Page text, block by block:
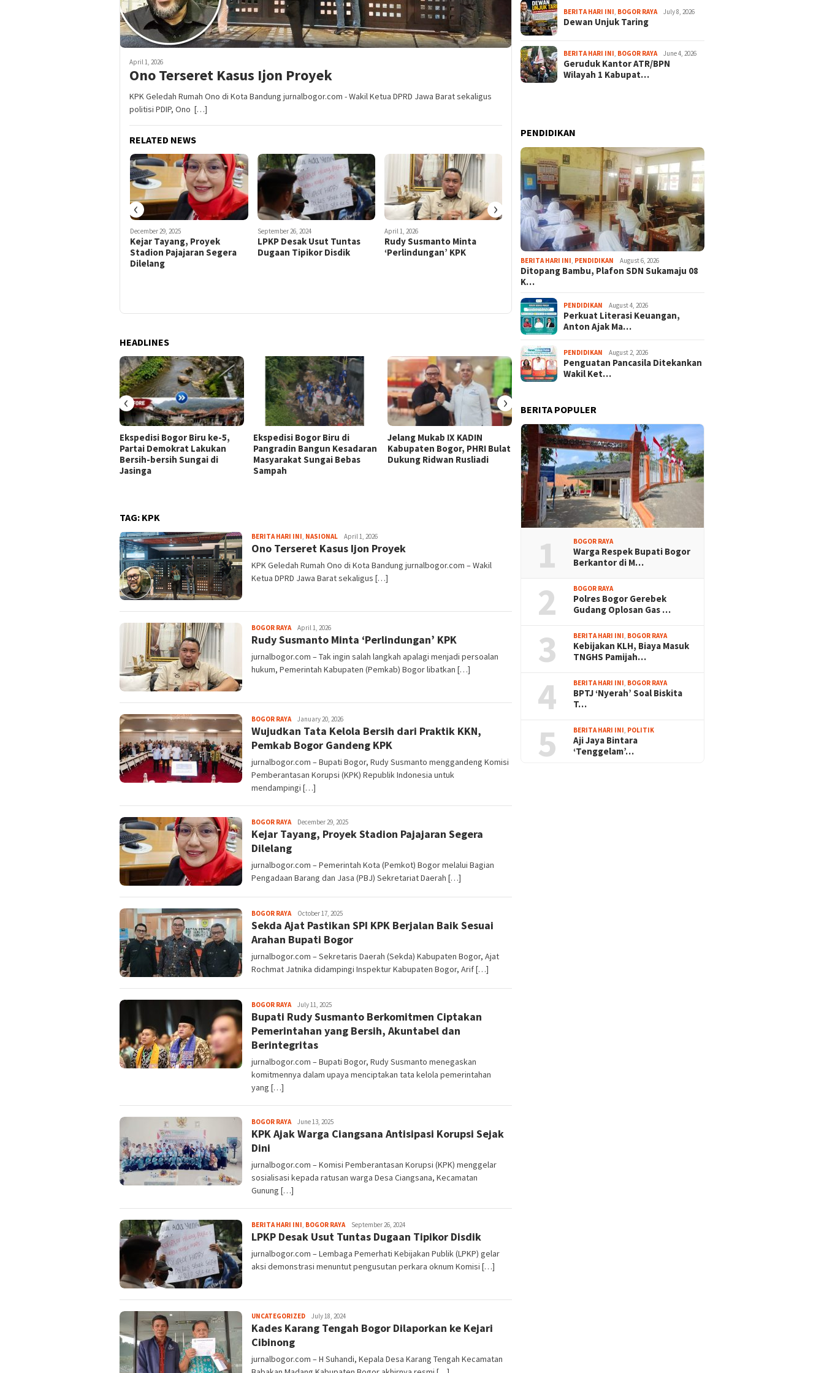
April 1, 2026
Ono Terseret Kasus Ijon Proyek
KPK Geledah Rumah Ono di Kota Bandung jurnalbogor.com - Wakil Ketua DPRD Jawa Barat sekaligus
politisi PDIP, Ono […]
RELATED NEWS
December 29, 2025
Kejar Tayang, Proyek
Stadion Pajajaran Segera
Dilelang
September 26, 2024
LPKP Desak Usut Tuntas
Dugaan Tipikor Disdik
April 1, 2026
Rudy Susmanto Minta
‘Perlindungan’ KPK
July 11, 2025
Bupati Rudy Susmanto
Berkomitmen Ciptakan
Pemerintahan yang Bersih,
Akuntabel dan
Berintegritas
January 20, 2026
Wujudkan Tata Kelola
Bersih dari Praktik KKN,
Pemkab Bogor Gandeng
KPK
‹ ›
HEADLINES
Ekspedisi Bogor Biru ke-5,
Partai Demokrat Lakukan
Bersih-bersih Sungai di
Jasinga
Ekspedisi Bogor Biru di
Pangradin Bangun Kesadaran
Masyarakat Sungai Bebas
Sampah
Jelang Mukab IX KADIN
Kabupaten Bogor, PHRI Bulat
Dukung Ridwan Rusliadi
Cibinong City Mall Hadirkan
“Kita Indonesia – Kreativitas
Anak Bangsa” Rayakan HUT
RI ke-81
Ditopang Bambu, Plafon SDN
Sukamaju 08 Khawatir
Ambruk
‹ ›
TAG: KPK
BERITA HARI INI, NASIONALAga
Alamanda
April 1, 2026
Ono Terseret Kasus Ijon Proyek
KPK Geledah Rumah Ono di Kota Bandung jurnalbogor.com – Wakil
Ketua DPRD Jawa Barat sekaligus […]
BOGOR RAYAAga
Alamanda
April 1, 2026
Rudy Susmanto Minta ‘Perlindungan’ KPK
jurnalbogor.com – Tak ingin salah langkah apalagi menjadi persoalan
hukum, Pemerintah Kabupaten (Pemkab) Bogor libatkan […]
BOGOR RAYAAga
Alamanda
January 20, 2026
Wujudkan Tata Kelola Bersih dari Praktik KKN,
Pemkab Bogor Gandeng KPK
jurnalbogor.com – Bupati Bogor, Rudy Susmanto menggandeng Komisi
Pemberantasan Korupsi (KPK) Republik Indonesia untuk
mendampingi […]
BOGOR RAYAAga
Alamanda
December 29, 2025
Kejar Tayang, Proyek Stadion Pajajaran Segera
Dilelang
jurnalbogor.com – Pemerintah Kota (Pemkot) Bogor melalui Bagian
Pengadaan Barang dan Jasa (PBJ) Sekretariat Daerah […]
BOGOR RAYAAga
Alamanda
October 17, 2025
Sekda Ajat Pastikan SPI KPK Berjalan Baik Sesuai
Arahan Bupati Bogor
jurnalbogor.com – Sekretaris Daerah (Sekda) Kabupaten Bogor, Ajat
Rochmat Jatnika didampingi Inspektur Kabupaten Bogor, Arif […]
BOGOR RAYAAga
Alamanda
July 11, 2025
Bupati Rudy Susmanto Berkomitmen Ciptakan
Pemerintahan yang Bersih, Akuntabel dan
Berintegritas
jurnalbogor.com – Bupati Bogor, Rudy Susmanto menegaskan
komitmennya dalam upaya menciptakan tata kelola pemerintahan
yang […]
BOGOR RAYASayyev
June 13, 2025
KPK Ajak Warga Ciangsana Antisipasi Korupsi Sejak
Dini
jurnalbogor.com – Komisi Pemberantasan Korupsi (KPK) menggelar
sosialisasi kepada ratusan warga Desa Ciangsana, Kecamatan
Gunung […]
BERITA HARI INI, BOGOR RAYAAga
Alamanda
September 26, 2024
LPKP Desak Usut Tuntas Dugaan Tipikor Disdik
jurnalbogor.com – Lembaga Pemerhati Kebijakan Publik (LPKP) gelar
aksi demonstrasi menuntut pengusutan perkara oknum Komisi […]
UNCATEGORIZEDFredy
Kristianto
July 18, 2024
Kades Karang Tengah Bogor Dilaporkan ke Kejari
Cibinong
jurnalbogor.com – H Suhandi, Kepala Desa Karang Tengah Kecamatan
BERITA HARI INI BOGOR RAYA July 8, 2026
Dewan Unjuk Taring
BERITA HARI INI BOGOR RAYA June 4, 2026
Geruduk Kantor ATR/BPN
Wilayah 1 Kabupat…
PENDIDIKAN
BERITA HARI INI PENDIDIKAN August 6, 2026
Ditopang Bambu, Plafon SDN Sukamaju 08
K…
PENDIDIKAN August 4, 2026
Perkuat Literasi Keuangan,
Anton Ajak Ma…
PENDIDIKAN August 2, 2026
Penguatan Pancasila Ditekankan
Wakil Ket…
BERITA POPULER
1 BOGOR RAYA
Warga Respek Bupati Bogor
Berkantor di M…
2 BOGOR RAYA
Polres Bogor Gerebek
Gudang Oplosan Gas …
3 BERITA HARI INI, BOGOR RAYA
Kebijakan KLH, Biaya Masuk
TNGHS Pamijah…
4 BERITA HARI INI, BOGOR RAYA
BPTJ ‘Nyerah’ Soal Biskita
T…
5 BERITA HARI INI, POLITIK
Aji Jaya Bintara
‘Tenggelam’…